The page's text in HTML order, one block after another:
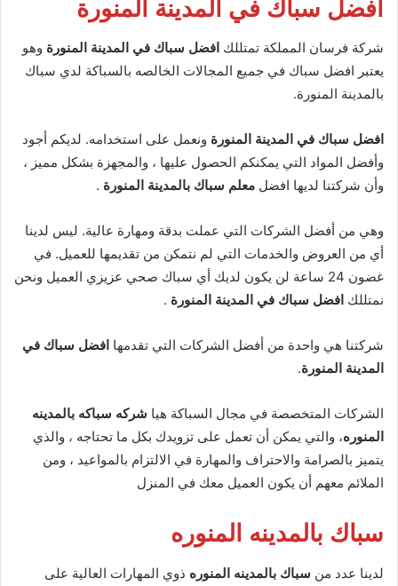
افضل سباك في المدينة المنورة
شركة فرسان المملكة تمتللك افضل سباك في المدينة المنورة وهو
يعتبر افضل سباك في جميع المجالات الخالصه بالسباكة لدي سباك
بالمدينة المنورة.
افضل سباك في المدينة المنورة ونعمل على استخدامه. لديكم أجود
وأفضل المواد التي يمكنكم الحصول عليها ، والمجهزة بشكل مميز ،
وأن شركتنا لديها افضل معلم سباك بالمدينة المنورة .
وهي من أفضل الشركات التي عملت بدقة ومهارة عالية. ليس لدينا
أي من العروض والخدمات التي لم نتمكن من تقديمها للعميل. في
غضون 24 ساعة لن يكون لديك أي سباك صحي عزيزي العميل ونحن
نمتللك افضل سباك في المدينة المنورة .
شركتنا هي واحدة من أفضل الشركات التي تقدمها افضل سباك في
المدينة المنورة.
الشركات المتخصصة في مجال السباكة هيا شركه سباكه بالمدينه
المنوره، والتي يمكن أن تعمل على تزويدك بكل ما تحتاجه ، والذي
يتميز بالصرامة والاحتراف والمهارة في الالتزام بالمواعيد ، ومن
الملائم معهم أن يكون العميل معك في المنزل
سباك بالمدينه المنوره
لدينا عدد من سباك بالمدينه المنوره ذوي المهارات العالية على